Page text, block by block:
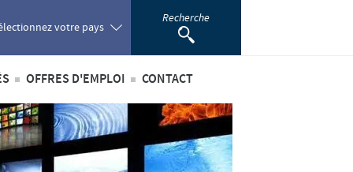
votre pays
Recherche
internationales
au sein du Benelux
OFFRES D'EMPLOI
Offres d'emploi internationales
Offres d'emploi au sein du Benelux
CONTACT